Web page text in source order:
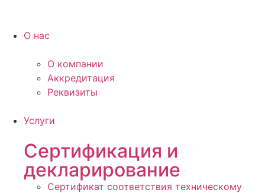
О нас
О компании
Аккредитация
Реквизиты
Услуги
Сертификация и
декларирование
Сертификат соответствия техническому